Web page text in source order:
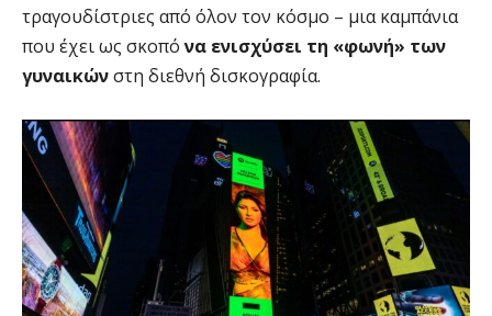
τραγουδίστριες από όλον τον κόσμο – μια καμπάνια
που έχει ως σκοπόνα ενισχύσει τη «φωνή» των
γυναικώνστη διεθνή δισκογραφία.